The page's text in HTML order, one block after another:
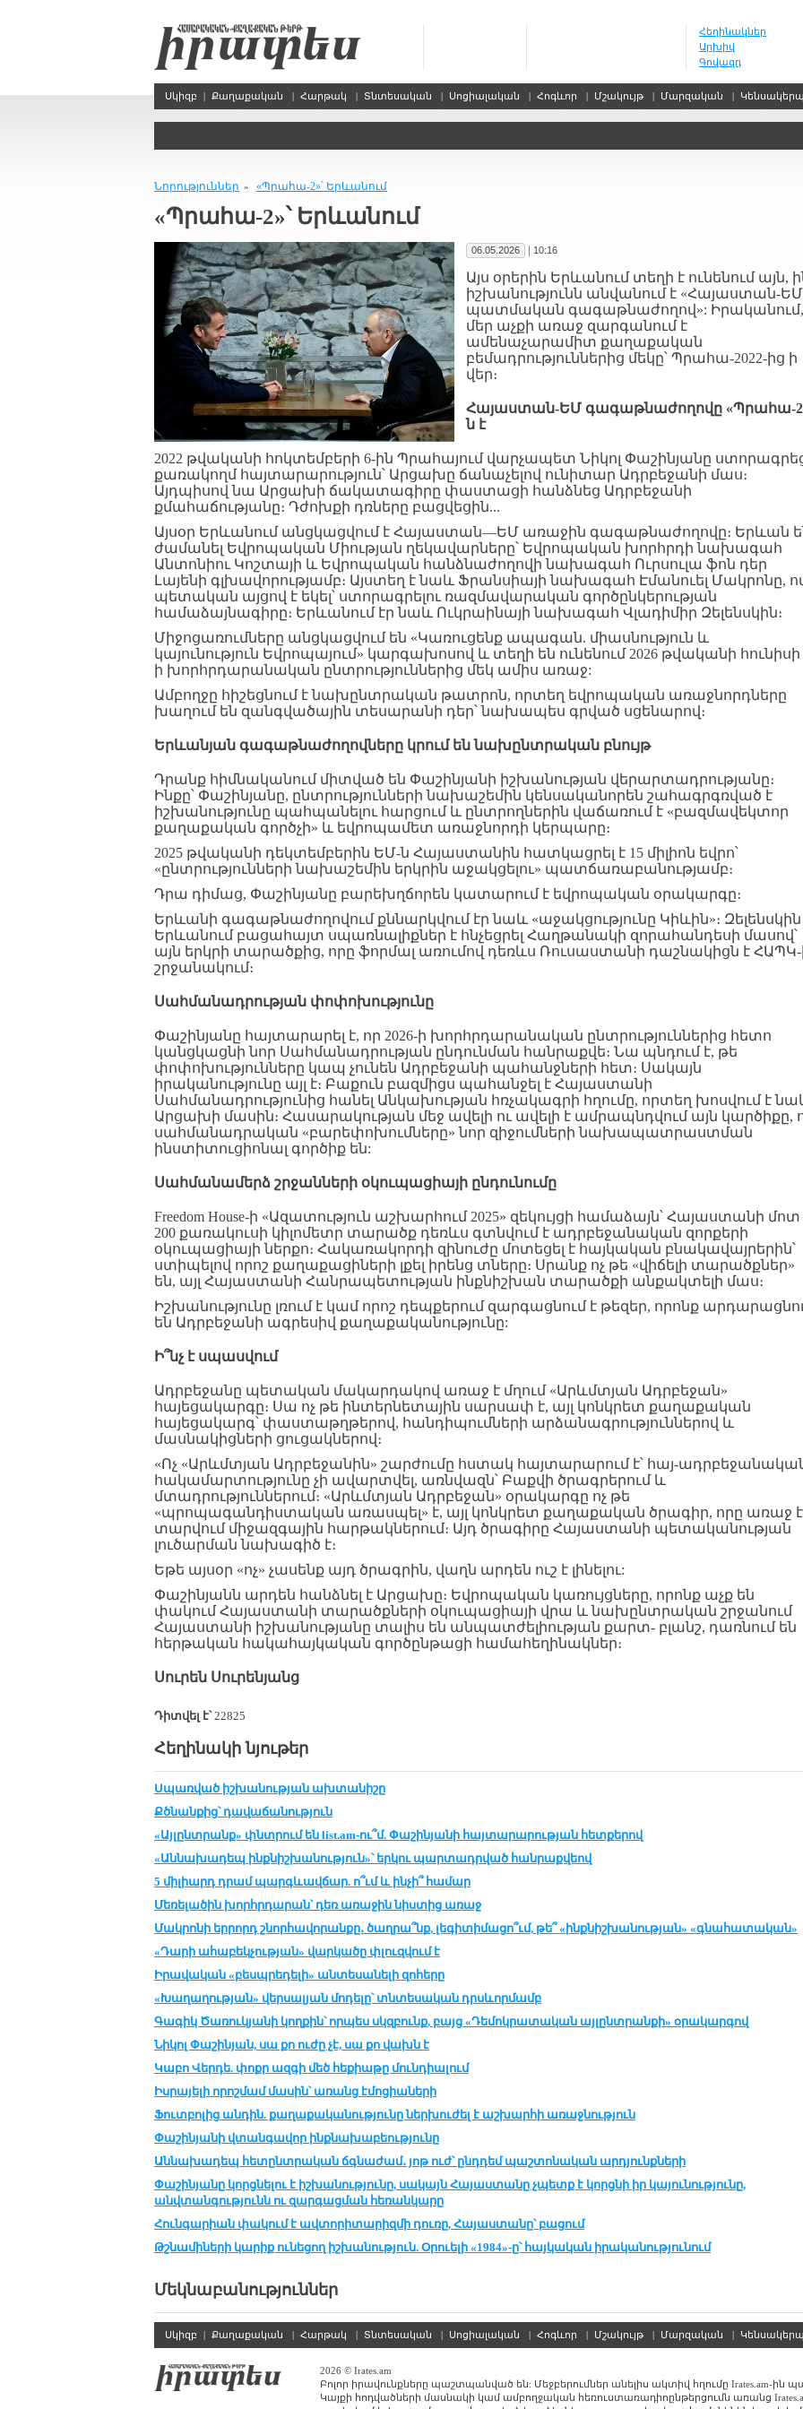
Հեղինակներ
Արխիվ
Գովազդ
Սկիզբ | Քաղաքական | Հարթակ | Տնտեսական | Սոցիալական | Հոգևոր | Մշակույթ | Մարզական | Կենսակերպ
Նորություններ » «Պրահա-2»՝ Երևանում
«Պրահա-2»՝ Երևանում
06.05.2026 | 10:16
Այս օրերին Երևանում տեղի է ունենում այն,
իշխանությունն անվանում է «Հայաստան-ԵՄ
պատմական գագաթնաժողով»: Իրականում,
մեր աչքի առաջ զարգանում է
ամենաչարամիտ քաղաքական
բեմադրություններից մեկը՝ Պրահա-2022-ից ի
վեր։
Հայաստան-ԵՄ գագաթնաժողովը «Պրահա-2
ն է
2022 թվականի հոկտեմբերի 6-ին Պրահայում վարչապետ Նիկոլ Փաշինյանը
քառակողմ հայտարարություն՝ Արցախը ճանաչելով ունիտար Ադրբեջանի մաս։
Այդպիսով նա Արցախի ճակատագիրը փաստացի հանձնեց Ադրբեջանի
քմահաճությանը։ Դժոխքի դռները բացվեցին...
Այսօր Երևանում անցկացվում է Հայաստան—ԵՄ առաջին գագաթնաժողովը։ Երևան
ժամանել Եվրոպական Միության ղեկավարները՝ Եվրոպական խորհրդի նախագահ
Անտոնիու Կոշտայի և Եվրոպական հանձնաժողովի նախագահ Ուրսուլա ֆոն դեր
Լայենի գլխավորությամբ։ Այստեղ է նաև Ֆրանսիայի նախագահ Էմանուել Մակրոնը,
պետական այցով է եկել՝ ստորագրելու ռազմավարական գործընկերության
համաձայնագիրը։ Երևանում էր նաև Ուկրաինայի նախագահ Վլադիմիր Զելենսկին։
Միջոցառումները անցկացվում են «Կառուցենք ապագան. միասնություն և
կայունություն Եվրոպայում» կարգախոսով և տեղի են ունենում 2026 թվականի հունիսի
ի խորհրդարանական ընտրություններից մեկ ամիս առաջ:
Ամբողջը հիշեցնում է նախընտրական թատրոն, որտեղ եվրոպական առաջնորդները
խաղում են զանգվածային տեսարանի դեր՝ նախապես գրված սցենարով։
Երևանյան գագաթնաժողովները կրում են նախընտրական բնույթ
Դրանք հիմնականում միտված են Փաշինյանի իշխանության վերարտադրությանը։
Ինքը՝ Փաշինյանը, ընտրությունների նախաշեմին կենսականորեն շահագրգռված է
իշխանությունը պահպանելու հարցում և ընտրողներին վաճառում է «բազմավեկտոր
քաղաքական գործչի» և եվրոպամետ առաջնորդի կերպարը։
2025 թվականի դեկտեմբերին ԵՄ-ն Հայաստանին հատկացրել է 15 միլիոն եվրո՝
«ընտրությունների նախաշեմին երկրին աջակցելու» պատճառաբանությամբ։
Դրա դիմաց, Փաշինյանը բարեխղճորեն կատարում է եվրոպական օրակարգը։
Երևանի գագաթնաժողովում քննարկվում էր նաև «աջակցությունը Կիևին»։ Զելենսկին
Երևանում բացահայտ սպառնալիքներ է հնչեցրել Հաղթանակի զորահանդեսի մասով՝
այն երկրի տարածքից, որը ֆորմալ առումով դեռևս Ռուսաստանի դաշնակիցն է ՀԱՊԿ-
շրջանակում։
Սահմանադրության փոփոխությունը
Փաշինյանը հայտարարել է, որ 2026-ի խորհրդարանական ընտրություններից հետո
կանցկացնի նոր Սահմանադրության ընդունման հանրաքվե։ Նա պնդում է, թե
փոփոխությունները կապ չունեն Ադրբեջանի պահանջների հետ։ Սակայն
իրականությունը այլ է։ Բաքուն բազմիցս պահանջել է Հայաստանի
Սահմանադրությունից հանել Անկախության հռչակագրի հղումը, որտեղ խոսվում է
Արցախի մասին։ Հասարակության մեջ ավելի ու ավելի է ամրապնդվում այն կարծիքը,
սահմանադրական «բարեփոխումները» նոր զիջումների նախապատրաստման
ինստիտուցիոնալ գործիք են:
Սահմանամերձ շրջանների օկուպացիայի ընդունումը
Freedom House-ի «Ազատություն աշխարհում 2025» զեկույցի համաձայն՝ Հայաստանի մոտ
200 քառակուսի կիլոմետր տարածք դեռևս գտնվում է ադրբեջանական զորքերի
օկուպացիայի ներքո։ Հակառակորդի զինուժը մոտեցել է հայկական բնակավայրերին՝
ստիպելով որոշ քաղաքացիների լքել իրենց տները։ Սրանք ոչ թե «վիճելի տարածքներ»
են, այլ Հայաստանի Հանրապետության ինքնիշխան տարածքի անքակտելի մաս։
Իշխանությունը լռում է կամ որոշ դեպքերում զարգացնում է թեզեր, որոնք
են Ադրբեջանի ագրեսիվ քաղաքականությունը:
Ի՞նչ է սպասվում
Ադրբեջանը պետական մակարդակով առաջ է մղում «Արևմտյան Ադրբեջան»
հայեցակարգը։ Սա ոչ թե ինտերնետային սարսափ է, այլ կոնկրետ քաղաքական
հայեցակարգ՝ փաստաթղթերով, հանդիպումների արձանագրություններով և
մասնակիցների ցուցակներով։
«Ոչ «Արևմտյան Ադրբեջանին» շարժումը հստակ հայտարարում է՝ հայ-
հակամարտությունը չի ավարտվել, առնվազն՝ Բաքվի ծրագրերում և
մտադրություններում։ «Արևմտյան Ադրբեջան» օրակարգը ոչ թե
«պրոպագանդիստական առասպել» է, այլ կոնկրետ քաղաքական ծրագիր, որը առաջ է
տարվում միջազգային հարթակներում։ Այդ ծրագիրը Հայաստանի պետականության
լուծարման նախագիծ է։
Եթե այսօր «ոչ» չասենք այդ ծրագրին, վաղն արդեն ուշ է լինելու:
Փաշինյանն արդեն հանձնել է Արցախը։ Եվրոպական կառույցները, որոնք աչք են
փակում Հայաստանի տարածքների օկուպացիայի վրա և նախընտրական շրջանում
Հայաստանի իշխանությանը տալիս են անպատժելիության քարտ- բլանշ, դառնում են
հերթական հակահայկական գործընթացի համահեղինակներ։
Սուրեն Սուրենյանց
Դիտվել է՝22825
Հեղինակի նյութեր
Սպառված իշխանության ախտանիշը
Քծնանքից՝ դավաճանություն
«Այլընտրանք» փնտրում են list.am-ու՞մ. Փաշինյանի հայտարարության հետքերով
«Աննախադեպ ինքնիշխանություն»՝ երկու պարտադրված հանրաքվեով
5 միլիարդ դրամ պարգևավճար. ո՞ւմ և ինչի՞ համար
Մեռելածին խորհրդարան՝ դեռ առաջին նիստից առաջ
Մակրոնի երրորդ շնորհավորանքը․ ծաղրա՞նք, լեգիտիմացո՞ւմ, թե՞ «ինքնիշխանության» «գնահատական»
«Դարի ահաբեկչության» վարկածը փլուզվում է
Իրավական «բեսպրեդելի» անտեսանելի զոհերը
«Խաղաղության» վերսալյան մոդելը՝ տնտեսական դրսևորմամբ
Գագիկ Ծառուկյանի կողքին՝ որպես սկզբունք, բայց «Դեմոկրատական այլընտրանքի» օրակարգով
Նիկոլ Փաշինյան, սա քո ուժը չէ, սա քո վախն է
Կաբո Վերդե. փոքր ազգի մեծ հեքիաթը մունդիալում
Իսրայելի որոշմամ մասին՝ առանց էմոցիաների
Ֆուտբոլից անդին. քաղաքականությունը ներխուժել է աշխարհի առաջնություն
Փաշինյանի վտանգավոր ինքնախաբեությունը
Աննախադեպ հետընտրական ճգնաժամ․ յոթ ուժ՝ ընդդեմ պաշտոնական արդյունքների
Փաշինյանը կորցնելու է իշխանությունը, սակայն Հայաստանը չպետք է կորցնի իր կայունությունը,
անվտանգությունն ու զարգացման հեռանկարը
Հունգարիան փակում է ավտորիտարիզմի դուռը, Հայաստանը՝ բացում
Թշնամիների կարիք ունեցող իշխանություն. Օրուելի «1984»-ը՝ հայկական իրականությունում
Մեկնաբանություններ
Սկիզբ | Քաղաքական | Հարթակ | Տնտեսական | Սոցիալական | Հոգևոր | Մշակույթ | Մարզական | Կենսակերպ
2026 © Irates.am
Բոլոր իրավունքները պաշտպանված են: Մեջբերումներ անելիս ակտիվ հղումը Irates.am-ին
Կայքի հոդվածների մասնակի կամ ամբողջական հեռուստառադիոընթերցումն առանց